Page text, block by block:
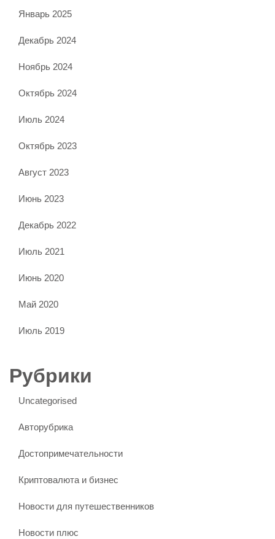
Январь 2025
Декабрь 2024
Ноябрь 2024
Октябрь 2024
Июль 2024
Октябрь 2023
Август 2023
Июнь 2023
Декабрь 2022
Июль 2021
Июнь 2020
Май 2020
Июль 2019
Рубрики
Uncategorised
Авторубрика
Достопримечательности
Криптовалюта и бизнес
Новости для путешественников
Новости плюс